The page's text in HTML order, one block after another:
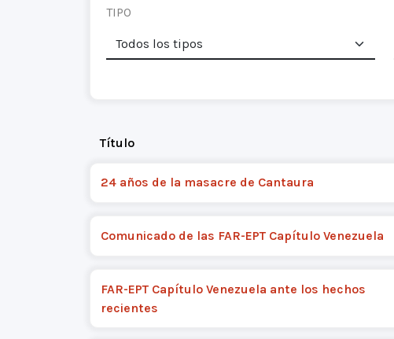
TIPO
Título
24 años de la masacre de Cantaura
Comunicado de las FAR-EPT Capítulo Venezuela
FAR-EPT Capítulo Venezuela ante los hechos
recientes